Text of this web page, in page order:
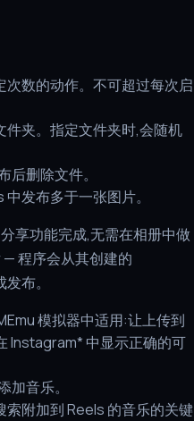
次数的动作。不可超过每次启
夹。指定文件夹时,会随机
后删除文件。
发布多于一张图片。
享功能完成,无需在相册中做
程序会从其创建的
布。
模拟器中适用:让上传到
Instagram* 中显示正确的可
加音乐。
索附加到 Reels 的音乐的关键